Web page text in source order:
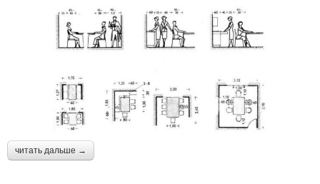
читать дальше →